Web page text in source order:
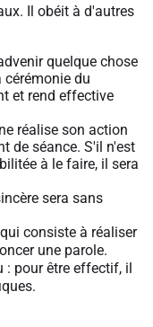
Il obéit à d'autres
quelque chose
du
et rend effective
réalise son action
de séance. S'il n'est
à le faire, il sera
sera sans
consiste à réaliser
une parole.
: pour être effectif, il